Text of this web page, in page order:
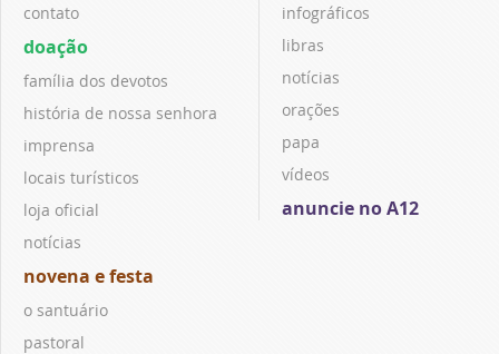
contato
doação
família dos devotos
história de nossa senhora
imprensa
locais turísticos
loja oficial
notícias
novena e festa
o santuário
pastoral
infográficos
libras
notícias
orações
papa
vídeos
anuncie no A12